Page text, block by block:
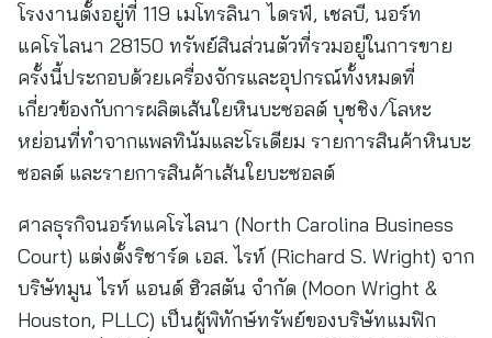
โรงงานตั้งอยู่ที่ 119 เมโทรลินา ไดรฟ์, เชลบี, นอร์ท
แคโรไลนา 28150 ทรัพย์สินส่วนตัวที่รวมอยู่ในการขาย
ครั้งนี้ประกอบด้วยเครื่องจักรและอุปกรณ์ทั้งหมดที่
เกี่ยวข้องกับการผลิตเส้นใยหินบะซอลต์ บุชชิง/โลหะ
หย่อนที่ทำจากแพลทินัมและโรเดียม รายการสินค้าหินบะ
ซอลต์ และรายการสินค้าเส้นใยบะซอลต์
ศาลธุรกิจนอร์ทแคโรไลนา (North Carolina Business
Court) แต่งตั้งริชาร์ด เอส. ไรท์ (Richard S. Wright) จาก
บริษัทมูน ไรท์ แอนด์ ฮิวสตัน จำกัด (Moon Wright &
Houston, PLLC) เป็นผู้พิทักษ์ทรัพย์ของบริษัทแมฟิก